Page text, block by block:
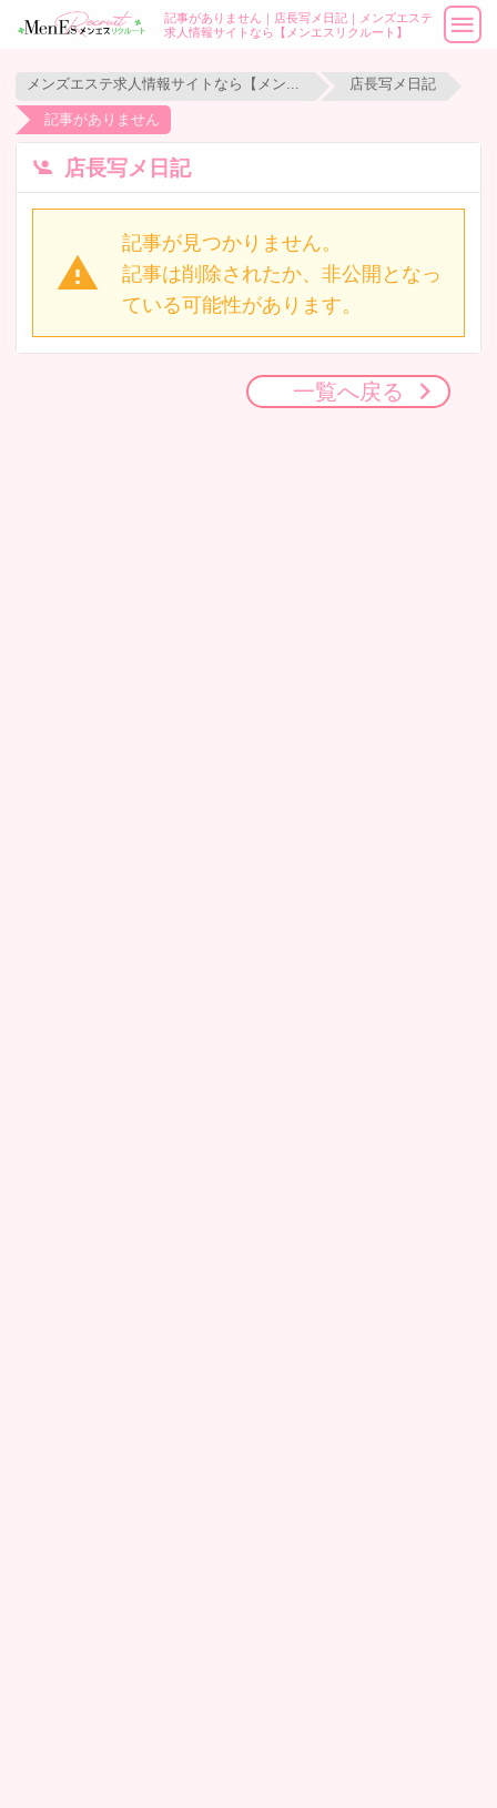
記事がありません｜店長写メ日記｜メンズエステ
求人情報サイトなら【メンエスリクルート】
店長写メ日記
記事がありません
店長写メ日記
記事が見つかりません。
記事は削除されたか、非公開となっ
ている可能性があります。
一覧へ戻る